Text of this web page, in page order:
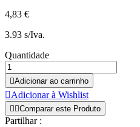
4,83 €
3.93 s/Iva.
Quantidade
Adicionar ao carrinho
Adicionar à Wishlist
 Comparar este Produto
Partilhar :